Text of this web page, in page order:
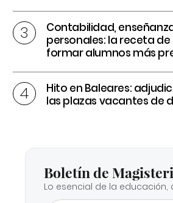
Contabilidad,
personales: la receta
formar alumnos más
Hito en Baleares:
las plazas vacantes de
Boletín de
Lo esencial de la